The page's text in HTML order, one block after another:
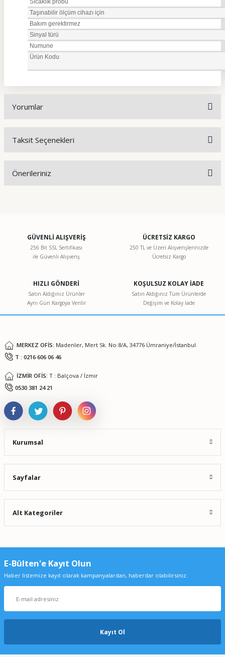
Sıcaklık probu
Taşınabilir ölçüm cihazı için
Bakım gerektirmez
Sinyal türü
Numune
Ürün Kodu
Yorumlar
Taksit Seçenekleri
Önerileriniz
Görüş ve önerileriniz için teşekkür ederiz.
Ürün resmi kalitesiz, bozuk veya görüntülenemiyor.
Ürün bilgilerinde hatalar bulunuyor.
Ürün fiyatı diğer sitelerden daha pahalı.
GÜVENLİ ALIŞVERİŞ
256 Bit SSL Sertifikası
ile Güvenli Alışveriş
ÜCRETSİZ KARGO
250 TL ve Üzeri Alışverişlerinizde
Ücretsiz Kargo
HIZLI GÖNDERİ
Satın Aldığınız Ürünler
Aynı Gün Kargoya Verilir
KOŞULSUZ KOLAY İADE
Satın Aldığınız Tüm Ürünlerde
Değişim ve Kolay İade
MERKEZ OFİS: Madenler, Mert Sk. No:8/A, 34776 Ümraniye/İstanbul
T : 0216 606 06 46
İZMİR OFİS: T : Balçova / İzmir
0530 381 24 21
Kurumsal
Sayfalar
Alt Kategoriler
E-Bülten'e Kayıt Olun
Haber listemize kayıt olarak kampanyalardan, haberdar olabilirsiniz.
Kayıt Ol